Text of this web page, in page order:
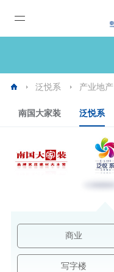
泛悦系 产业地产
南国大家装 泛悦系
商业
写字楼